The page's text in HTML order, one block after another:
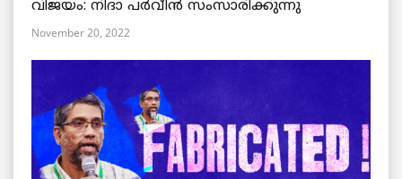
വിജയം: നിദാ പർവീൻ സംസാരിക്കുന്നു
November 20, 2022